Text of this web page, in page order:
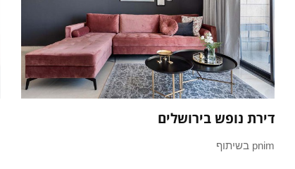
דירת נופש בירושלים
pnim בשיתוף